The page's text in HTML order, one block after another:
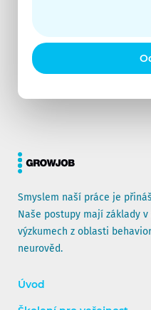
Smyslem naší práce je
Naše postupy mají základy
výzkumech z oblasti
neurověd.
Úvod